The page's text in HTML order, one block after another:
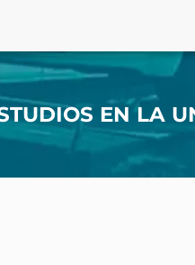
EN LA